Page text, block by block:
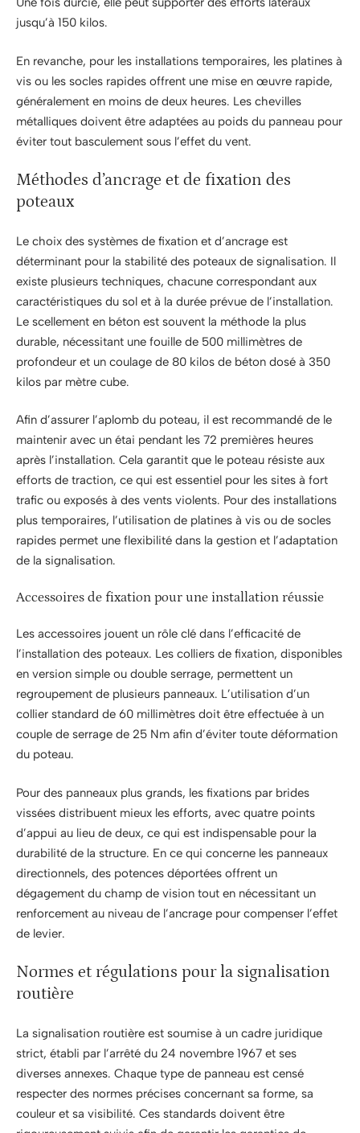
jusqu’à 150 kilos.
En revanche, pour les installations temporaires, les platines à
vis ou les socles rapides offrent une mise en œuvre rapide,
généralement en moins de deux heures. Les chevilles
métalliques doivent être adaptées au poids du panneau pour
éviter tout basculement sous l’effet du vent.
Méthodes d’ancrage et de fixation des
poteaux
Le choix des systèmes de fixation et d’ancrage est
déterminant pour la stabilité des poteaux de signalisation. Il
existe plusieurs techniques, chacune correspondant aux
caractéristiques du sol et à la durée prévue de l’installation.
Le scellement en béton est souvent la méthode la plus
durable, nécessitant une fouille de 500 millimètres de
profondeur et un coulage de 80 kilos de béton dosé à 350
kilos par mètre cube.
Afin d’assurer l’aplomb du poteau, il est recommandé de le
maintenir avec un étai pendant les 72 premières heures
après l’installation. Cela garantit que le poteau résiste aux
efforts de traction, ce qui est essentiel pour les sites à fort
trafic ou exposés à des vents violents. Pour des installations
plus temporaires, l’utilisation de platines à vis ou de socles
rapides permet une flexibilité dans la gestion et l’adaptation
de la signalisation.
Accessoires de fixation pour une installation réussie
Les accessoires jouent un rôle clé dans l’efficacité de
l’installation des poteaux. Les colliers de fixation, disponibles
en version simple ou double serrage, permettent un
regroupement de plusieurs panneaux. L’utilisation d’un
collier standard de 60 millimètres doit être effectuée à un
couple de serrage de 25 Nm afin d’éviter toute déformation
du poteau.
Pour des panneaux plus grands, les fixations par brides
vissées distribuent mieux les efforts, avec quatre points
d’appui au lieu de deux, ce qui est indispensable pour la
durabilité de la structure. En ce qui concerne les panneaux
directionnels, des potences déportées offrent un
dégagement du champ de vision tout en nécessitant un
renforcement au niveau de l’ancrage pour compenser l’effet
de levier.
Normes et régulations pour la signalisation
routière
La signalisation routière est soumise à un cadre juridique
strict, établi par l’arrêté du 24 novembre 1967 et ses
diverses annexes. Chaque type de panneau est censé
respecter des normes précises concernant sa forme, sa
couleur et sa visibilité. Ces standards doivent être